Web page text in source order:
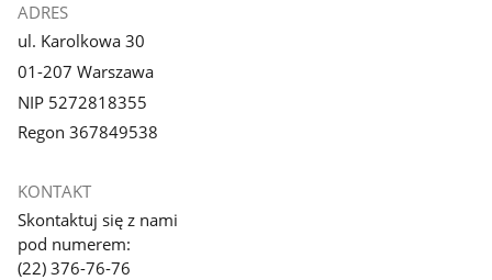
ADRES
ul. Karolkowa 30
01-207 Warszawa
NIP 5272818355
Regon 367849538
KONTAKT
Skontaktuj się z nami
pod numerem:
(22) 376-76-76